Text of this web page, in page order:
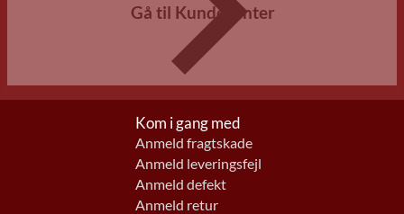
Gå til Kundecenter
Kom i gang med
Anmeld fragtskade
Anmeld leveringsfejl
Anmeld defekt
Anmeld retur